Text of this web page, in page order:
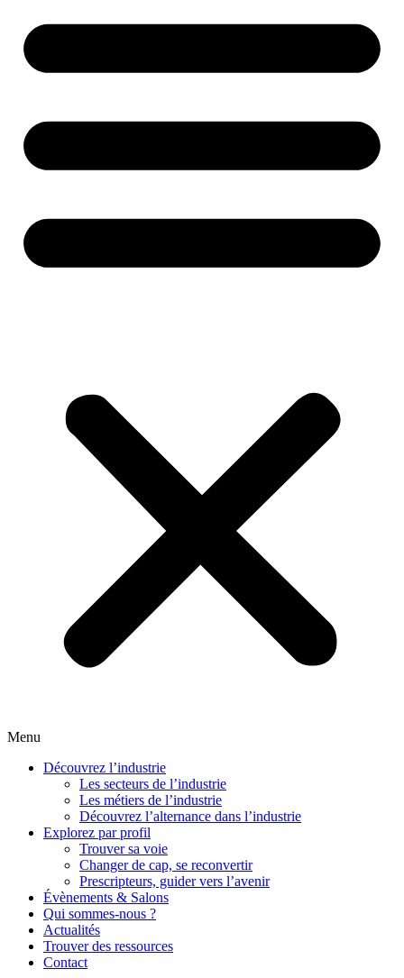
Menu
Découvrez l’industrie
Les secteurs de l’industrie
Les métiers de l’industrie
Découvrez l’alternance dans l’industrie
Explorez par profil
Trouver sa voie
Changer de cap, se reconvertir
Prescripteurs, guider vers l’avenir
Évènements & Salons
Qui sommes-nous ?
Actualités
Trouver des ressources
Contact